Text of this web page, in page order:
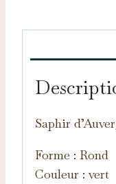
Saphir
Forme : Rond
Couleur : vert